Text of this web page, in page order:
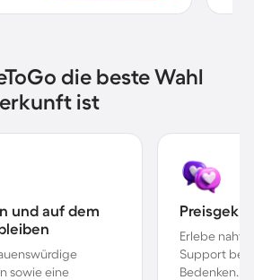
die beste Wahl
ist
und auf dem
sowie eine
Erlebe
Support bei
Bedenken.